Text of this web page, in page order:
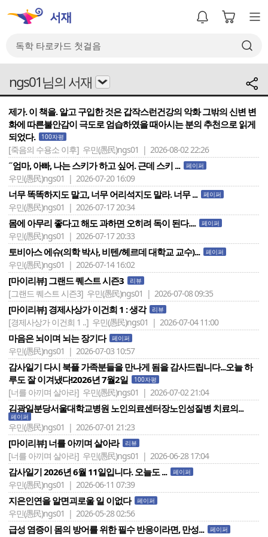
ngs01님의 서재
제가. 이 책을. 알고 구입한 것은 갑작스런건강의 악화 그밖의 신변 변
화에 따른불안감이 극도로 엄습하였을 때아시는 분의 추천으로 읽게
되었다.
100자평
[죽음의 수용소 이후] 우민(愚民)ngs01 | 2026-08-02 22:26
˝엄마, 아빠, 나는 스키가 하고 싶어. 근데 스키 ... 페이퍼
우민(愚民)ngs01 | 2026-07-20 16:09
너무 똑똑하지도 말고, 너무 어리석지도 말라. 너무 ... 페이퍼
우민(愚民)ngs01 | 2026-07-17 20:34
몸에 아무리 좋다고 해도 과하면 오히려 독이 된다.... 페이퍼
우민(愚民)ngs01 | 2026-07-17 20:33
토비아스 에슈(의학 박사, 비텐/헤르데 대학교 교수)... 페이퍼
우민(愚民)ngs01 | 2026-07-14 16:02
[마이리뷰] 그랜드 퀘스트 시즌3 리뷰
[그랜드 퀘스트 시즌3] 우민(愚民)ngs01 | 2026-07-08 09:35
[마이리뷰] 경제사상가 이건희 1 : 생각 리뷰
[경제사상가 이건희 1 ..] 우민(愚民)ngs01 | 2026-07-04 11:00
마음은 뇌이며 뇌는 장기다 페이퍼
우민(愚民)ngs01 | 2026-07-03 10:57
감사일기 다시 북플 가족분들을 만나게 됨을 감사드립니다...오늘 하
루도 잘 이겨냈다!2026년 7월2일
100자평
[너를 아끼며 살아라] 우민(愚民)ngs01 | 2026-07-02 21:04
김광일분당서울대학교병원 노인의료센터장노인성질병 치료의...
페이퍼
우민(愚民)ngs01 | 2026-07-01 21:23
[마이리뷰] 너를 아끼며 살아라 리뷰
[너를 아끼며 살아라] 우민(愚民)ngs01 | 2026-06-28 17:04
감사일기 2026년 6월 11일입니다. 오늘도 ... 페이퍼
우민(愚民)ngs01 | 2026-06-11 07:39
지은인연을 알면괴로울 일 이없다 페이퍼
우민(愚民)ngs01 | 2026-05-28 02:56
급성 염증이 몸의 방어를 위한 필수 반응이라면, 만성... 페이퍼